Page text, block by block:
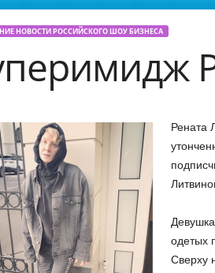
НОВОСТИ РОССИЙСКОГО ШОУ БИЗНЕСА
Рената
одетых
Сверху